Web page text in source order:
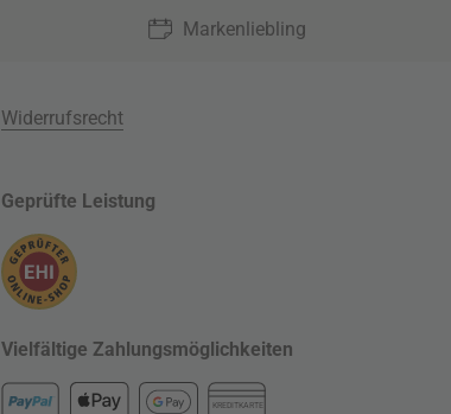
Markenliebling
Widerrufsrecht
Geprüfte Leistung
Vielfältige Zahlungsmöglichkeiten
KREDITKARTE